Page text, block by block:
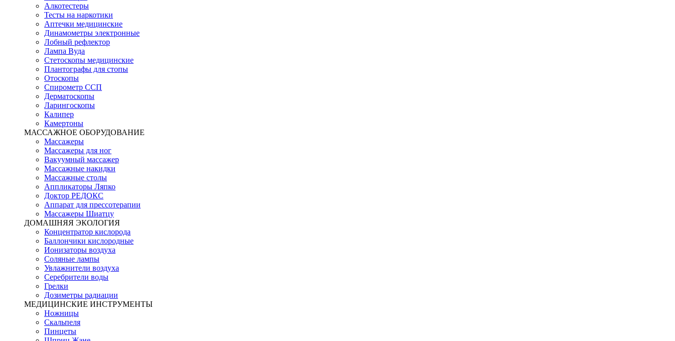
Алкотестеры
Тесты на наркотики
Аптечки медицинские
Динамометры электронные
Лобный рефлектор
Лампа Вуда
Стетоскопы медицинские
Плантографы для стопы
Отоскопы
Спирометр ССП
Дерматоскопы
Ларингоскопы
Калипер
Камертоны
МАССАЖНОЕ ОБОРУДОВАНИЕ
Массажеры
Массажеры для ног
Вакуумный массажер
Массажные накидки
Массажные столы
Аппликаторы Ляпко
Доктор РЕДОКС
Аппарат для прессотерапии
Массажеры Шиатцу
ДОМАШНЯЯ ЭКОЛОГИЯ
Концентратор кислорода
Баллончики кислородные
Ионизаторы воздуха
Соляные лампы
Увлажнители воздуха
Серебрители воды
Грелки
Дозиметры радиации
МЕДИЦИНСКИЕ ИНСТРУМЕНТЫ
Ножницы
Скальпеля
Пинцеты